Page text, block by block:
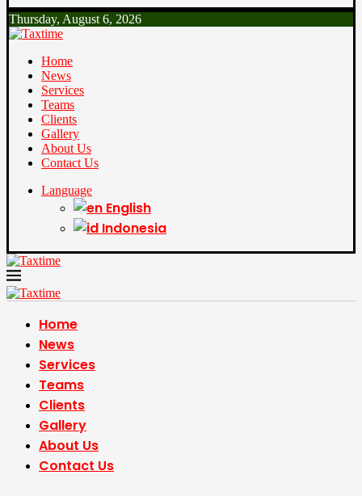
Thursday, August 6, 2026
Home
News
Services
Teams
Clients
Gallery
About Us
Contact Us
Language
English
Indonesia
Home
News
Services
Teams
Clients
Gallery
About Us
Contact Us